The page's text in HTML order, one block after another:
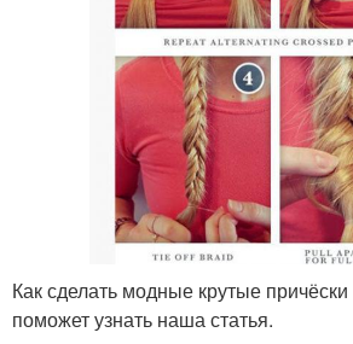
Как сделать модные крутые
поможет узнать наша статья.